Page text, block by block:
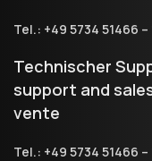
Tel.: +49 5734 51466
Technischer
support and
vente
Tel.: +49 5734 51466